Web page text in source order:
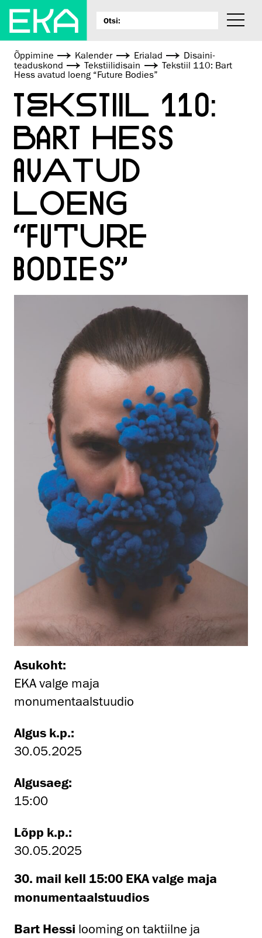
Õppimine Kalender Erialad
Disaini­­
teaduskond
Tekstiilidisain
Tekstiil 110: Bart
Hess avatud loeng “Future Bodies”
TEKSTIIL 110:
BART HESS
AVATUD
LOENG
“FUTURE
BODIES”
Asukoht:
EKA valge maja
monumentaalstuudio
Algus k.p.:
30.05.2025
Algusaeg:
15:00
Lõpp k.p.:
30.05.2025
30. mail kell 15:00 EKA valge maja
monumentaalstuudios
Bart Hessi looming on taktiilne ja